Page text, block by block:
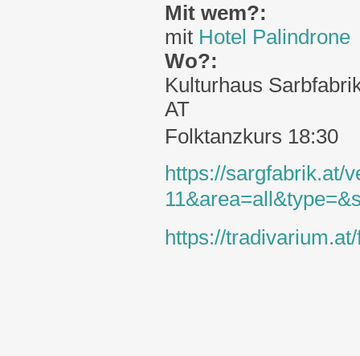
Mit wem?:
mit Hotel Palindrone
Wo?:
Kulturhaus
AT
Folktanzkurs 18:30
https://sargfabrik.at/
https://